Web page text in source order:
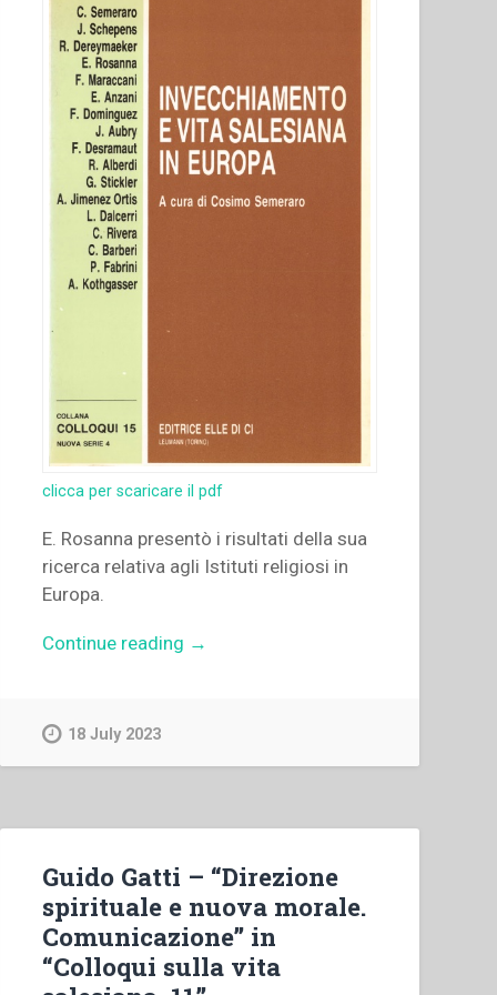
clicca per scaricare il pdf
E. Rosanna presentò i risultati della sua
ricerca relativa agli Istituti religiosi in
Europa.
Continue reading “Enrica
in
Europa”
“Colloqui
sulla
vita
→
18 July 2023
Guido Gatti – “Direzione
spirituale e nuova morale.
Comunicazione” in
“Colloqui sulla vita